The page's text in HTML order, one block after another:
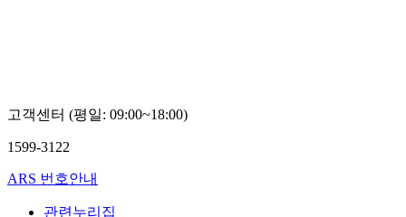
고객센터 (평일: 09:00~18:00)
1599-3122
ARS 번호안내
관련누리집